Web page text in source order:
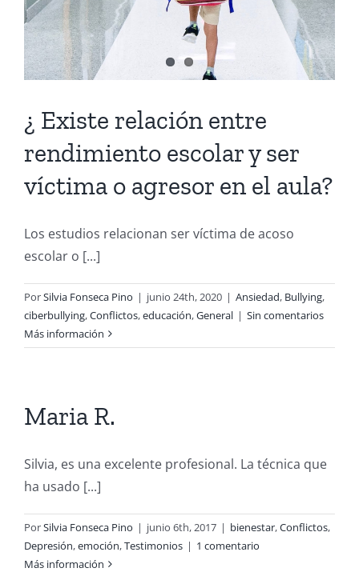
¿ Existe relación entre
rendimiento escolar y ser
víctima o agresor en el aula?
Los estudios relacionan ser víctima de acoso
escolar o [...]
PorSilvia Fonseca Pino | junio 24th, 2020 | Ansiedad, Bullying,
ciberbullying,Conflictos,educación,General | Sin comentarios
Más información
Maria R.
Silvia, es una excelente profesional. La técnica que
ha usado [...]
PorSilvia Fonseca Pino | junio 6th, 2017 | bienestar,Conflictos,
Depresión,emoción,Testimonios | 1 comentario
Más información